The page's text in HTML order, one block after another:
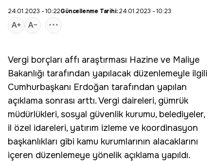
24.01.2023 - 10:22Güncellenme Tarihi:24.01.2023 - 10:23
Vergi borçları affı araştırması Hazine ve Maliye
Bakanlığı tarafından yapılacak düzenlemeyle ilgili
Cumhurbaşkanı Erdoğan tarafından yapılan
açıklama sonrası arttı. Vergi daireleri, gümrük
müdürlükleri, sosyal güvenlik kurumu, belediyeler,
il özel idareleri, yatırım izleme ve koordinasyon
başkanlıkları gibi kamu kurumlarının alacaklarını
içeren düzenlemeye yönelik açıklama yapıldı.